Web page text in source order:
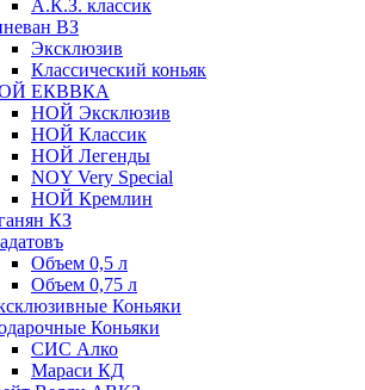
А.К.З. классик
ВЗ
Эксклюзив
Классический коньяк
ЕКВВКА
НОЙ Эксклюзив
НОЙ Классик
НОЙ Легенды
NOY Very Speсial
НОЙ Кремлин
КЗ
Объем 0,5 л
Объем 0,75 л
Коньяки
Коньяки
СИС Алко
Мараси КД